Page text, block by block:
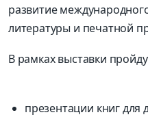
развитие
литературы и печатной
В рамках выставки
презентации книг для